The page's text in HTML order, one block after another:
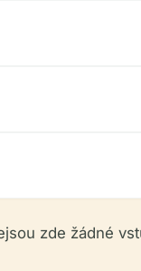
zde žádné